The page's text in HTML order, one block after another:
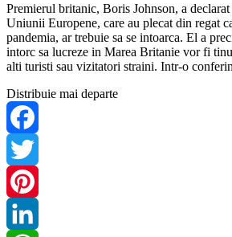
Premierul britanic, Boris Johnson, a
Uniunii Europene, care au plecat din regat
pandemia, ar trebuie sa se intoarca. El a
intorc sa lucreze in Marea Britanie vor fi
alti turisti sau vizitatori straini. Intr-o
Distribuie mai departe
Facebook
Twitter
Pinterest